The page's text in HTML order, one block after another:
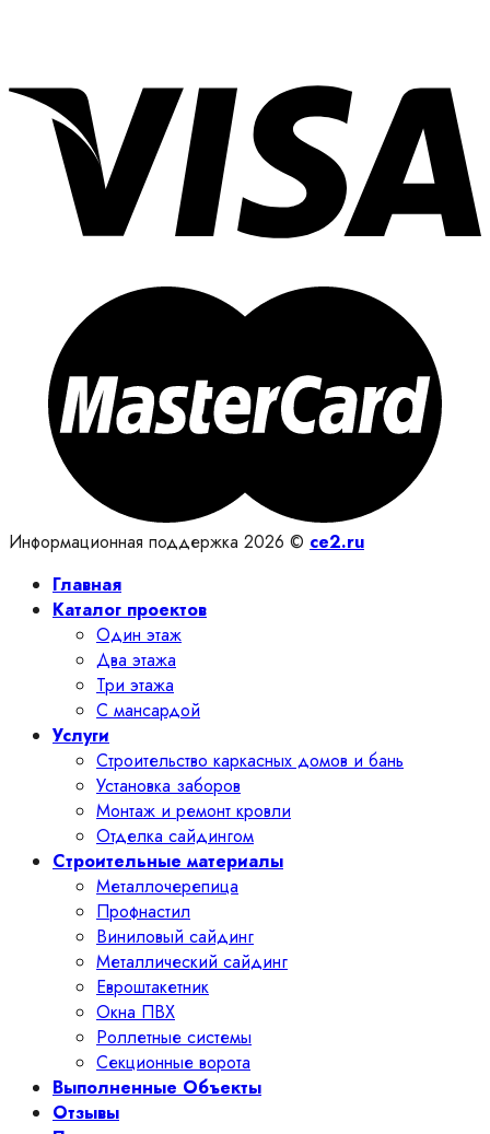
Информационная поддержка 2026 © ce2.ru
Главная
Каталог проектов
Один этаж
Два этажа
Три этажа
С мансардой
Услуги
Строительство каркасных домов и бань
Установка заборов
Монтаж и ремонт кровли
Отделка сайдингом
Строительные материалы
Металлочерепица
Профнастил
Виниловый сайдинг
Металлический сайдинг
Евроштакетник
Окна ПВХ
Роллетные системы
Секционные ворота
Выполненные Объекты
Отзывы